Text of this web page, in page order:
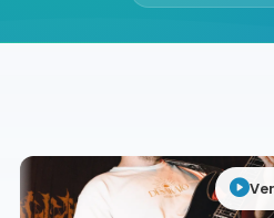
Buscador de músicos